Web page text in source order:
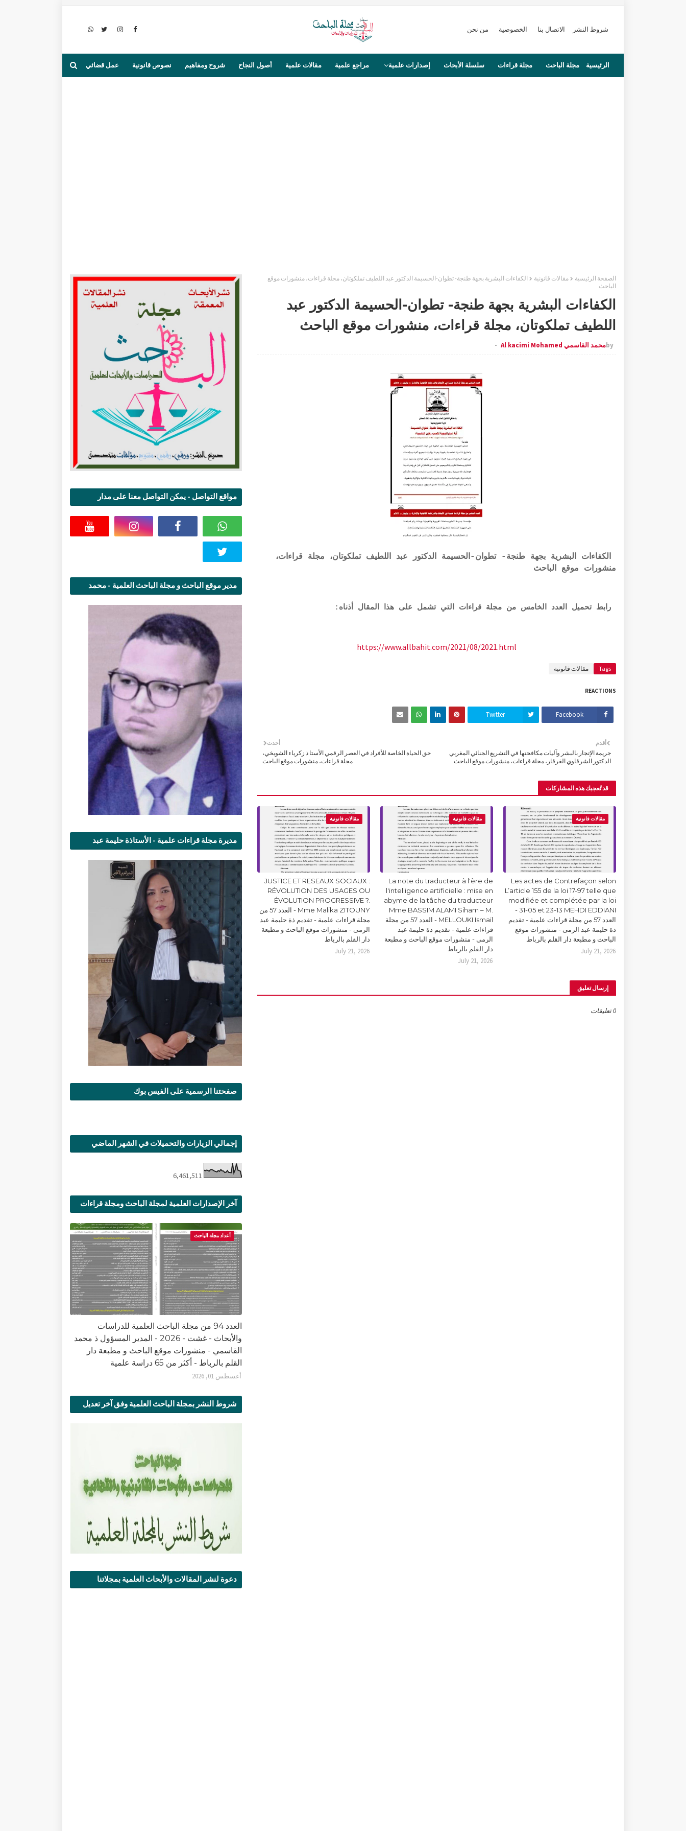
شروط النشر الاتصال بنا الخصوصية من نحن
الرئيسية مجلة الباحث مجلة قراءات سلسلة الأبحاث إصدارات علمية مراجع علمية مقالات علمية أصول النجاح شروح ومفاهيم نصوص قانونية عمل قضائي
الصفحة الرئيسية مقالات قانونية
الكفاءات البشرية بجهة طنجة- تطوان-الحسيمة الدكتور عبد اللطيف تملكوتان، مجلة قراءات، منشورات موقع
الباحث
الكفاءات البشرية بجهة طنجة- تطوان-الحسيمة الدكتور عبد
اللطيف تملكوتان، مجلة قراءات، منشورات موقع الباحث
byمحمد القاسمي Al kacimi Mohamed
الكفاءات البشرية بجهة طنجة- تطوان-الحسيمة الدكتور عبد اللطيف تملكوتان، مجلة قراءات،
منشورات موقع الباحث
رابط تحميل العدد الخامس من مجلة قراءات التي تشمل على هذا المقال أذناه:
https://www.allbahit.com/2021/08/2021.html
Tags مقالات قانونية
REACTIONS
Facebook
Twitter
أحدث
حق الحياة الخاصة للأفراد في العصر الرقمي الأستا ذ زكرياء الشويخي،
مجلة قراءات، منشورات موقع الباحث
أقدم
جريمة الإتجار بالبشر وآليات مكافحتها في التشريع الجنائي المغربي
الدكتور الشرقاوي القرقار، مجلة قراءات، منشورات موقع الباحث
قد تُعجبك هذه المشاركات
مقالات قانونية
Les actes de Contrefaçon selon
L’article 155 de la loi 17-97 telle que
modifiée et complétée par la loi
31-05 et 23-13 MEHDI EDDIANI -
العدد 57 من مجلة قراءات علمية - تقديم
ذة حليمة عبد الرمى - منشورات موقع
الباحث و مطبعة دار القلم بالرباط
July 21, 2026
مقالات قانونية
La note du traducteur à l'ère de
l'intelligence artificielle : mise en
abyme de la tâche du traducteur
Mme BASSIM ALAMI Siham – M.
MELLOUKI Ismail - العدد 57 من مجلة
قراءات علمية - تقديم ذة حليمة عبد
الرمى - منشورات موقع الباحث و مطبعة
دار القلم بالرباط
July 21, 2026
مقالات قانونية
JUSTICE ET RESEAUX SOCIAUX :
RÉVOLUTION DES USAGES OU
ÉVOLUTION PROGRESSIVE ?.
Mme Malika ZITOUNY - العدد 57 من
مجلة قراءات علمية - تقديم ذة حليمة عبد
الرمى - منشورات موقع الباحث و مطبعة
دار القلم بالرباط
July 21, 2026
إرسال تعليق
0 تعليقات
مواقع التواصل - يمكن التواصل معنا على مدار
مدير موقع الباحث و مجلة الباحث العلمية - محمد
مديرة مجلة قراءات علمية - الأستاذة حليمة عبد
صفحتنا الرسمية على الفيس بوك
إجمالي الزيارات والتحميلات في الشهر الماضي
6,461,511
آخر الإصدارات العلمية لمجلة الباحث ومجلة قراءات
أعداد مجلة الباحث
العدد 94 من مجلة الباحث العلمية للدراسات
والأبحاث - غشت - 2026 - المدير المسؤول ذ محمد
القاسمي - منشورات موقع الباحث و مطبعة دار
القلم بالرباط - أكثر من 65 دراسة علمية
أغسطس 01, 2026
شروط النشر بمجلة الباحث العلمية وفق آخر تعديل
دعوة لنشر المقالات والأبحاث العلمية بمجلاتنا